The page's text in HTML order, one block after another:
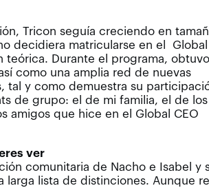
Tricon seguía creciendo en
decidiera matricularse en el Global
teórica. Durante el programa, obtuvo
como una amplia red de nuevas
tal y como demuestra su
de grupo: el de mi familia, el de los
amigos que hice en el Global CEO
ver
comunitaria de Nacho e Isabel y
larga lista de distinciones. Aunque